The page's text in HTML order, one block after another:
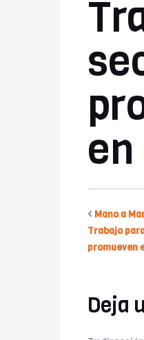
Mano a
Trabajo
promueven
Deja